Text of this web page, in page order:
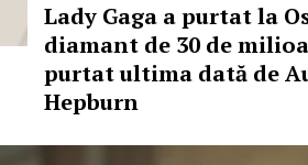
Lady Gaga a purtat la
diamant de 30 de
purtat ultima dată de
Hepburn